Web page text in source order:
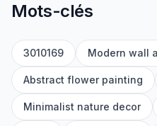
Mots-clés
3010169 Modern wall
Abstract flower painting
Minimalist nature decor